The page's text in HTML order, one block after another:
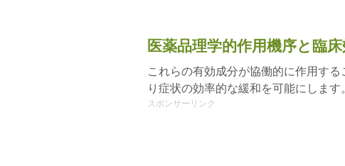
医薬品理学的作用機序と臨
これらの有効成分が協働的に作用す
り症状の効率的な緩和を可能にします
スポンサーリンク